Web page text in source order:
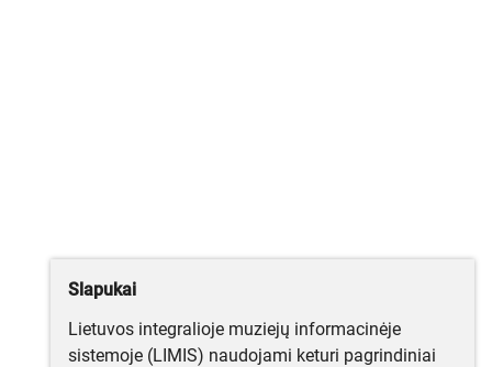
Slapukai
Lietuvos integralioje muziejų informacinėje
sistemoje (LIMIS) naudojami keturi pagrindiniai